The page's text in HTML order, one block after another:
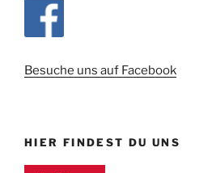
Besuche uns auf Facebook
HIER FINDEST DU UNS